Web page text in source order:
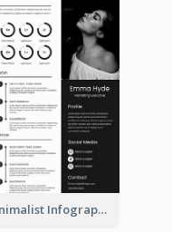
Minimalist Infographic Resume